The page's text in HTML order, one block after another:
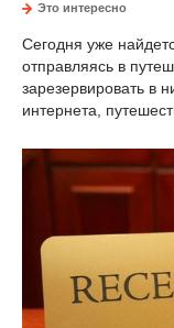
Это интересно
Сегодня уже
отправляясь в
зарезервировать в
интернета,